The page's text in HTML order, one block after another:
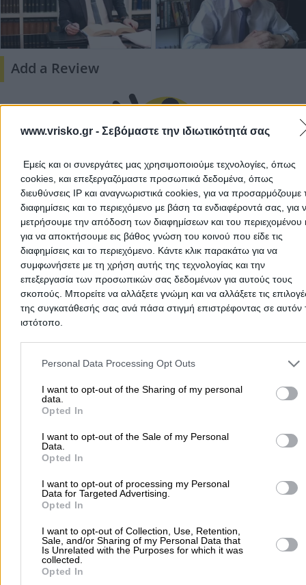
www.vrisko.gr - Σεβόμαστε την ιδιωτικότητά σας
Εμείς και οι συνεργάτες μας χρησιμοποιούμε τεχνολογίες, όπως
cookies, και επεξεργαζόμαστε προσωπικά δεδομένα, όπως
διευθύνσεις IP και αναγνωριστικά cookies, για να προσαρμόζουμε
διαφημίσεις και το περιεχόμενο με βάση τα ενδιαφέροντά σας, για
μετρήσουμε την απόδοση των διαφημίσεων και του περιεχομένου
για να αποκτήσουμε εις βάθος γνώση του κοινού που είδε τις
διαφημίσεις και το περιεχόμενο. Κάντε κλικ παρακάτω για να
συμφωνήσετε με τη χρήση αυτής της τεχνολογίας και την
επεξεργασία των προσωπικών σας δεδομένων για αυτούς τους
σκοπούς. Μπορείτε να αλλάξετε γνώμη και να αλλάξετε τις
της συγκατάθεσής σας ανά πάσα στιγμή επιστρέφοντας σε αυτόν
ιστότοπο.
Please note that this website/app uses one or more Google
and may gather and store information including but not limited to
to Google and its third-party tags to use your data for below
purposes in below Google consent section.
Personal Data Processing Opt Outs
I want to opt-out of the Sharing of my personal
data.
Opted In
I want to opt-out of the Sale of my Personal
Data.
Opted In
I want to opt-out of processing my Personal
Data for Targeted Advertising.
Opted In
I want to opt-out of Collection, Use, Retention,
Sale, and/or Sharing of my Personal Data that
Is Unrelated with the Purposes for which it was
collected.
Opted In
Add a Review
There aren't any reviews yet
This professional has not received any reviews yet. Be the
first to share your experience and help other users
right choice!
Submit review
Prefecture of THESSALONIKIS
Legal
Lawyers & Law Firms
Popular Searches
Moving Services